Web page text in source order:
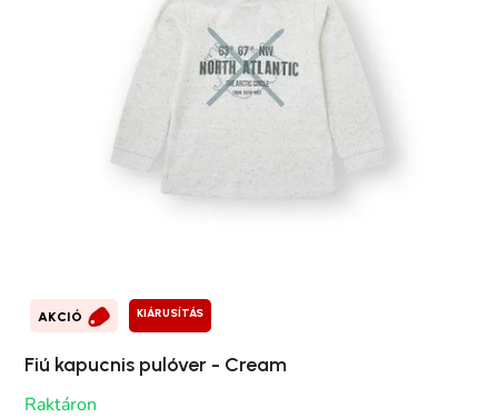
AKCIÓ KIÁRUSÍTÁS
Fiú kapucnis pulóver - Cream
Raktáron